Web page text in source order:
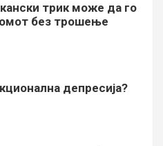
трик може да го
без трошење
депресија?